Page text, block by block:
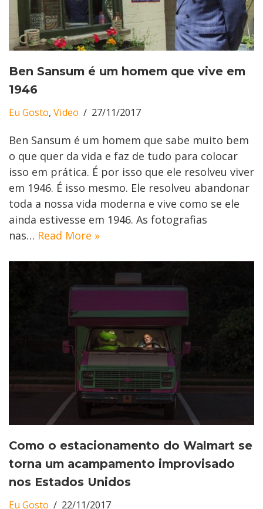
Ben Sansum é um homem que vive em
1946
Eu Gosto, Video 27/11/2017
Ben Sansum é um homem que sabe muito bem
o que quer da vida e faz de tudo para colocar
isso em prática. É por isso que ele resolveu viver
em 1946. É isso mesmo. Ele resolveu abandonar
toda a nossa vida moderna e vive como se ele
ainda estivesse em 1946. As fotografias
nas… Read More »
Como o estacionamento do Walmart se
torna um acampamento improvisado
nos Estados Unidos
Eu Gosto 22/11/2017